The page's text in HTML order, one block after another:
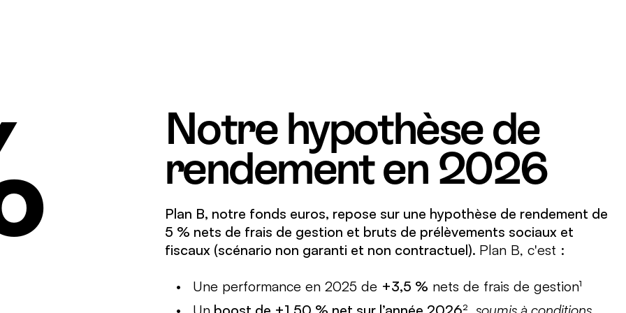
Notre hypothèse de
rendement en 2026
Plan B, notre fonds euros, repose sur une hypothèse de rendement de
5 % nets de frais de gestion et bruts de prélèvements sociaux et
fiscaux (scénario non garanti et non contractuel). Plan B, c'est :
Une performance en 2025 de +3,5 % nets de frais de gestion¹